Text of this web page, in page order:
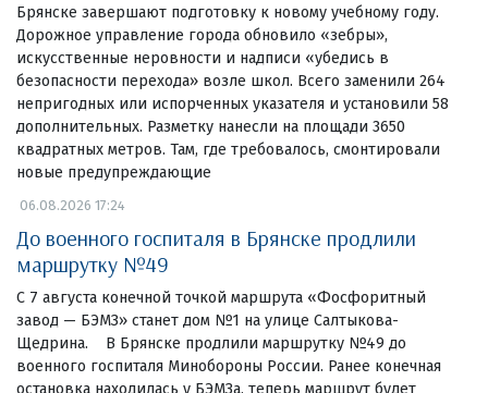
Брянске завершают подготовку к новому учебному году.
Дорожное управление города обновило «зебры»,
искусственные неровности и надписи «убедись в
безопасности перехода» возле школ. Всего заменили 264
непригодных или испорченных указателя и установили 58
дополнительных. Разметку нанесли на площади 3650
квадратных метров. Там, где требовалось, смонтировали
новые предупреждающие
06.08.2026 17:24
До военного госпиталя в Брянске продлили
маршрутку №49
С 7 августа конечной точкой маршрута «Фосфоритный
завод — БЭМЗ» станет дом №1 на улице Салтыкова-
Щедрина. В Брянске продлили маршрутку №49 до
военного госпиталя Минобороны России. Ранее конечная
остановка находилась у БЭМЗа, теперь маршрут будет